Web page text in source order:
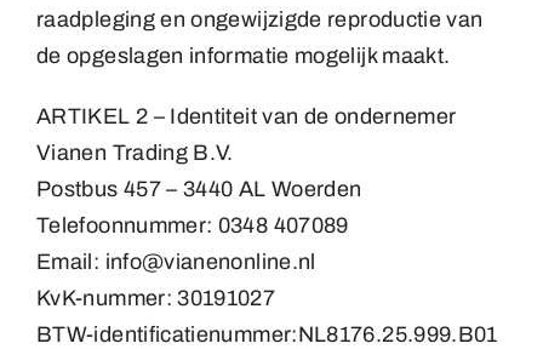
raadpleging en ongewijzigde reproductie van
de opgeslagen informatie mogelijk maakt.
ARTIKEL 2 – Identiteit van de ondernemer
Vianen Trading B.V.
Postbus 457 – 3440 AL Woerden
Telefoonnummer: 0348 407089
Email: info@vianenonline.nl
KvK-nummer: 30191027
BTW-identificatienummer:NL8176.25.999.B01